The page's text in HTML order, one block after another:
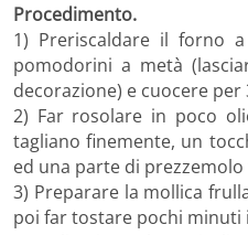
Procedimento.
1) Preriscaldare il forno
pomodorini a metà
decorazione) e cuocere per
2) Far rosolare in poco
tagliano finemente, un
ed una parte di
3) Preparare la mollica
poi far tostare pochi minuti